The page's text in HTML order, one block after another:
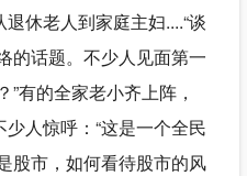
休老人到家庭主妇....“谈
的话题。不少人见面第一
”有的全家老小齐上阵，
人惊呼：“这是一个全民
股市，如何看待股市的风